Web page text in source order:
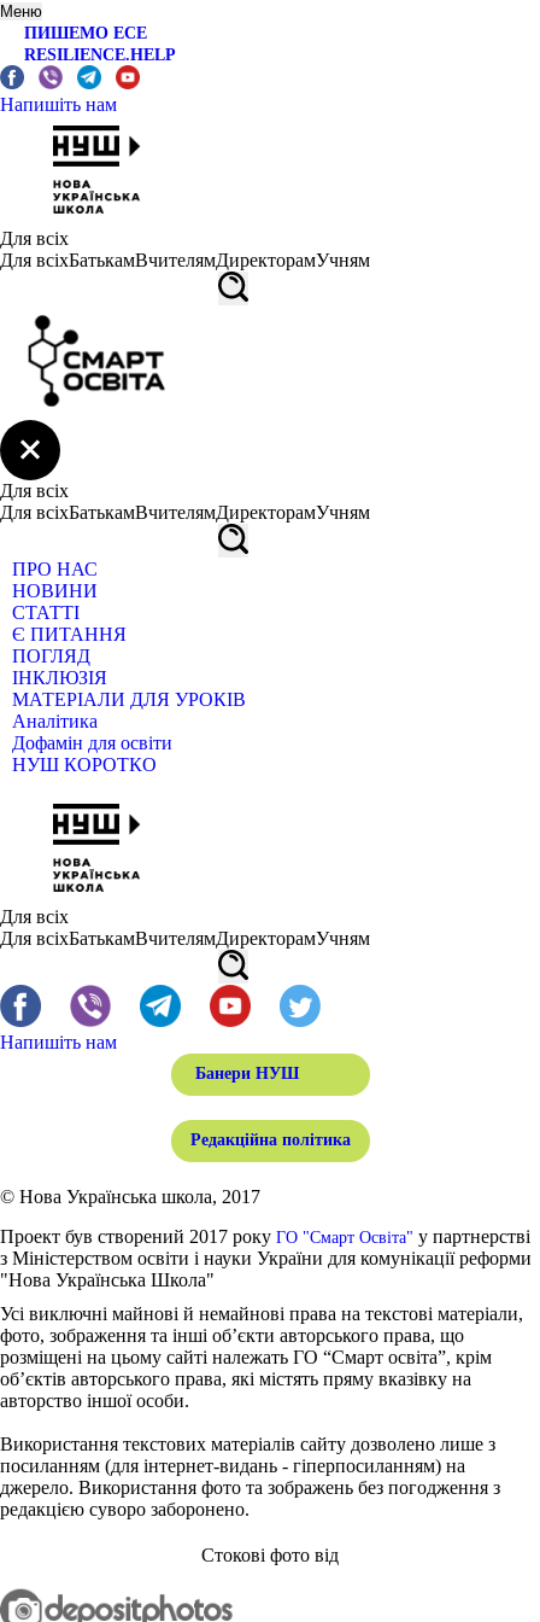
Меню
ПИШЕМО ЕСЕ
RESILIENCE.HELP
Напишіть нам
Для всіх
Для всіхБатькамВчителямДиректорамУчням
Для всіх
Для всіхБатькамВчителямДиректорамУчням
ПРО НАС
НОВИНИ
СТАТТІ
Є ПИТАННЯ
ПОГЛЯД
ІНКЛЮЗІЯ
МАТЕРІАЛИ ДЛЯ УРОКІВ
Аналітика
Дофамін для освіти
НУШ КОРОТКО
Для всіх
Для всіхБатькамВчителямДиректорамУчням
Напишіть нам
Банери НУШ
Редакційна політика
© Нова Українська школа, 2017
Проект був створений 2017 року ГО "Смарт Освіта" у партнерстві
з Міністерством освіти і науки України для комунікації реформи
"Нова Українська Школа"
Усі виключні майнові й немайнові права на текстові матеріали,
фото, зображення та інші об’єкти авторського права, що
розміщені на цьому сайті належать ГО “Смарт освіта”, крім
об’єктів авторського права, які містять пряму вказівку на
авторство іншої особи.
Використання текстових матеріалів сайту дозволено лише з
посиланням (для інтернет-видань - гіперпосиланням) на
джерело. Використання фото та зображень без погодження з
редакцією суворо заборонено.
Стокові фото від